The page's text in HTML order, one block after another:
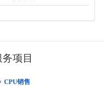
务项目
CPU销售